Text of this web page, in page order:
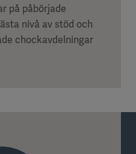
på påbörjade
nivå av stöd och
chockavdelningar